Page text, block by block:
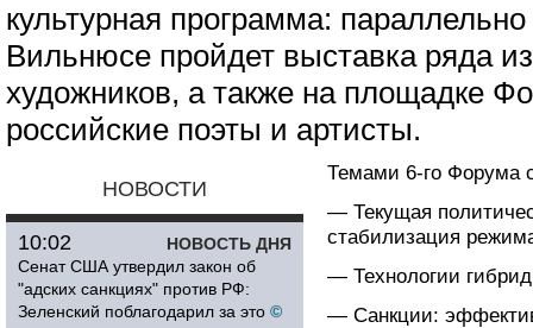
культурная программа:
Вильнюсе пройдет выставка ряда
художников, а также на площадке
российские поэты и артисты.
НОВОСТИ
НОВОСТЬ ДНЯ
10:02
Сенат США утвердил закон об
"адских санкциях" против РФ:
Зеленский поблагодарил за это ©
Темами 6-го Форума
— Текущая
стабилизация
— Технологии
— Санкции: